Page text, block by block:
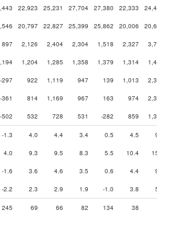
22,923 25,231 27,704 27,380 22,333 24,405
20,797 22,827 25,399 25,862 20,006 20,616
897 2,126 2,404 2,304 1,518 2,327 3,789
1,204 1,285 1,358 1,379 1,314 1,435
-297 922 1,119 947 139 1,013 2,353
-361 814 1,169 967 163 974 2,331
-502 532 728 531 -282 859 1,389
-1.3 4.0 4.4 3.4 0.5 4.5 9.6
4.0 9.3 9.5 8.3 5.5 10.4 15.5
-1.6 3.6 4.6 3.5 0.6 4.4 9.6
-2.2 2.3 2.9 1.9 -1.0 3.8 5.7
245 69 66 82 134 38